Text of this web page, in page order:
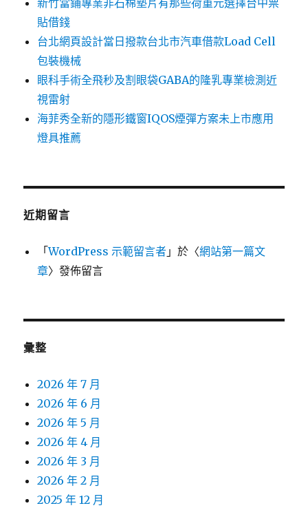
新竹當鋪專業非石棉墊片有那些荷重元選擇台中票
貼借錢
台北網頁設計當日撥款台北市汽車借款Load Cell
包裝機械
眼科手術全飛秒及割眼袋GABA的隆乳專業檢測近
視雷射
海菲秀全新的隱形鐵窗IQOS煙彈方案未上市應用
燈具推薦
近期留言
「WordPress 示範留言者 」於〈網站第一篇文
章〉發佈留言
彙整
2026 年 7 月
2026 年 6 月
2026 年 5 月
2026 年 4 月
2026 年 3 月
2026 年 2 月
2025 年 12 月